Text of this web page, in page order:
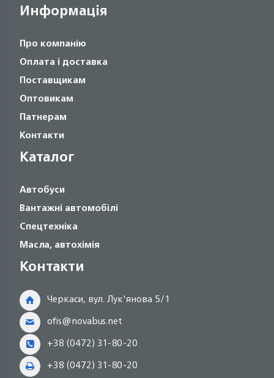
Информація
Про компанію
Оплата і доставка
Поставщикам
Оптовикам
Патнерам
Контакти
Каталог
Автобуси
Вантажні автомобілі
Спецтехніка
Масла, автохімія
Контакти
Черкаси, вул. Лук'янова 5/1
ofis@novabus.net
+38 (0472) 31-80-20
+38 (0472) 31-80-20